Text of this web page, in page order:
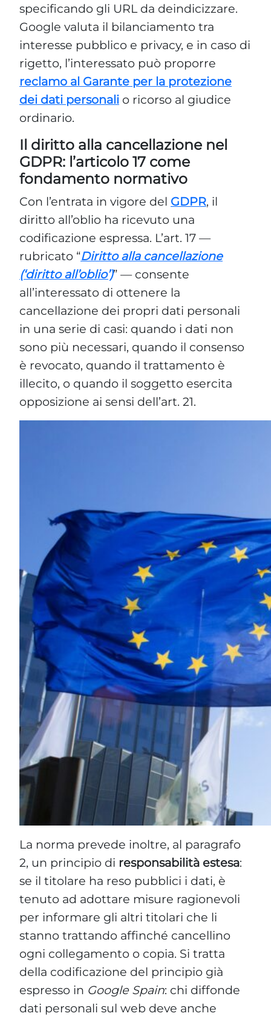
Consenso
Questo sito web utilizza i cookie
Utilizziamo i cookie per personalizzare contenuti ed
Condividiamo inoltre informazioni sul modo in cui utilizzi il
social media, i quali potrebbero combinarle con altre
Selezione
consenso
Necessari
Preferenze
Statistiche
Marketing
specificando gli URL da deindicizzare.
Google valuta il bilanciamento tra
interesse pubblico e privacy, e in caso di
rigetto, l’interessato può proporre
reclamo al Garante per la protezione
dei dati personali o ricorso al giudice
ordinario.
Il diritto alla cancellazione nel
GDPR: l’articolo 17 come
fondamento normativo
Con l’entrata in vigore del GDPR, il
diritto all’oblio ha ricevuto una
codificazione espressa. L’art. 17 —
rubricato “Diritto alla cancellazione
(‘diritto all’oblio’)” — consente
all’interessato di ottenere la
cancellazione dei propri dati personali
in una serie di casi: quando i dati non
sono più necessari, quando il consenso
è revocato, quando il trattamento è
illecito, o quando il soggetto esercita
opposizione ai sensi dell’art. 21.
La norma prevede inoltre, al paragrafo
2, un principio di responsabilità estesa:
se il titolare ha reso pubblici i dati, è
tenuto ad adottare misure ragionevoli
per informare gli altri titolari che li
stanno trattando affinché cancellino
ogni collegamento o copia. Si tratta
della codificazione del principio già
espresso in Google Spain: chi diffonde
dati personali sul web deve anche